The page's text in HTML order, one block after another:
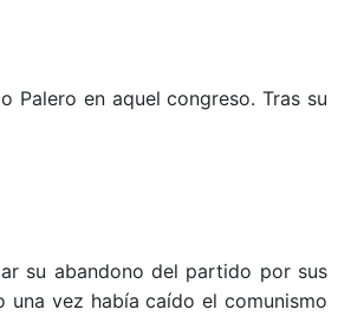
Palero en aquel congreso. Tras su
su abandono del partido por sus
una vez había caído el comunismo